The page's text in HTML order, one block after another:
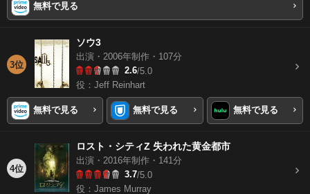
無料で見る
3位
ソウ3
出演・2006年制作・107分
2.6/5.0
役：Jeff Reinhart
無料で見る 無料で見る 無料で見る
4位
ロスト・シティZ 失われた黄金都市
出演・2016年制作・141分
3.7/5.0
役：James Murray